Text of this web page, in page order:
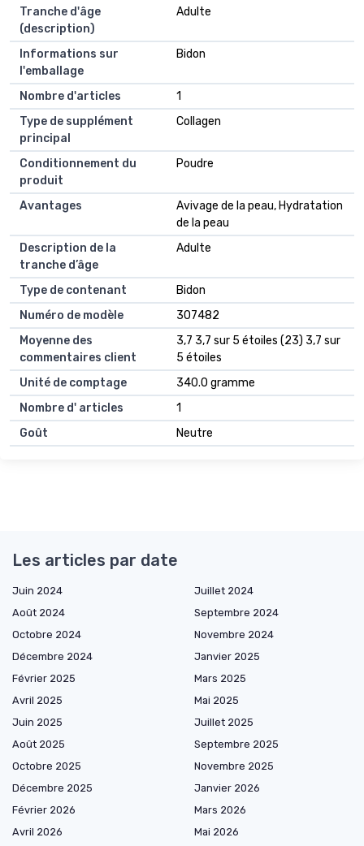
Tranche d'âge
(description)
Adulte
Informations sur
l'emballage
Bidon
Nombre d'articles
1
Type de supplément
principal
Collagen
Conditionnement du
produit
Poudre
Avantages
Avivage de la peau, Hydratation
de la peau
Description de la
tranche d’âge
Adulte
Type de contenant
Bidon
Numéro de modèle
307482
Moyenne des
commentaires client
3,7 3,7 sur 5 étoiles (23) 3,7 sur
5 étoiles
Unité de comptage
340.0 gramme
Nombre d' articles
1
Goût
Neutre
Les articles par date
Juin 2024
Juillet 2024
Août 2024
Septembre 2024
Octobre 2024
Novembre 2024
Décembre 2024
Janvier 2025
Février 2025
Mars 2025
Avril 2025
Mai 2025
Juin 2025
Juillet 2025
Août 2025
Septembre 2025
Octobre 2025
Novembre 2025
Décembre 2025
Janvier 2026
Février 2026
Mars 2026
Avril 2026
Mai 2026